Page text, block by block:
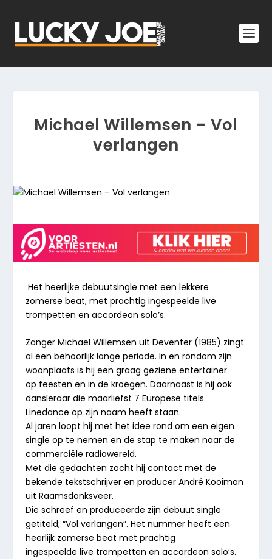
Michael Willemsen – Vol
verlangen
Het heerlijke debuutsingle met een lekkere
zomerse beat, met prachtig ingespeelde live
trompetten en accordeon solo’s.
Zanger Michael Willemsen uit Deventer (1985) zingt
al een behoorlijk lange periode. In en rondom zijn
woonplaats is hij een graag geziene entertainer
op feesten en in de kroegen. Daarnaast is hij ook
dansleraar die maarliefst 7 Europese titels
Linedance op zijn naam heeft staan.
Al jaren loopt hij met het idee rond om een eigen
single op te nemen en de stap te maken naar de
commerciële radiowereld.
Met die gedachten zocht hij contact met de
bekende tekstschrijver en producer André Kooiman
uit Raamsdonksveer.
Die schreef en produceerde zijn debuut single
getiteld; “Vol verlangen”. Het nummer heeft een
heerlijk zomerse beat met prachtig
ingespeelde live trompetten en accordeon solo’s.